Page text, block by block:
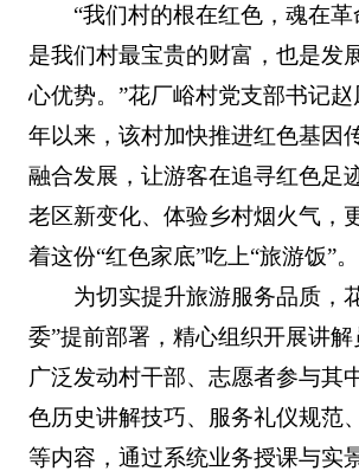
“我们村的根在红色，魂在
是我们村最宝贵的财富，也是发
心优势。”花厂峪村党支部书记
年以来，该村加快推进红色基因
融合发展，让游客在追寻红色足
老区新变化、体验乡村烟火气，
着这份“红色家底”吃上“旅游饭”。
为切实提升旅游服务品质，
委”提前部署，精心组织开展讲解
广泛发动村干部、志愿者参与其
色历史讲解技巧、服务礼仪规范
等内容，通过系统业务授课与实